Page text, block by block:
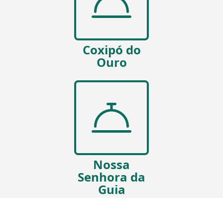
Coxipó do
Ouro
Nossa
Senhora da
Guia